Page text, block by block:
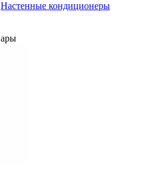
Настенные кондиционеры